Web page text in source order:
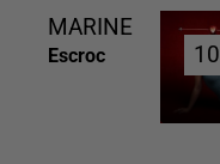
MARINE
Escroc